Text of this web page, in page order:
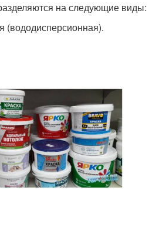
на следующие виды:
(вододисперсионная).